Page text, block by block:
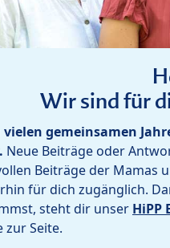
Wir sind für
vielen gemeinsamen
Neue Beiträge oder
Beiträge der Mamas
für dich zugänglich.
steht dir unser HiPP
zur Seite.